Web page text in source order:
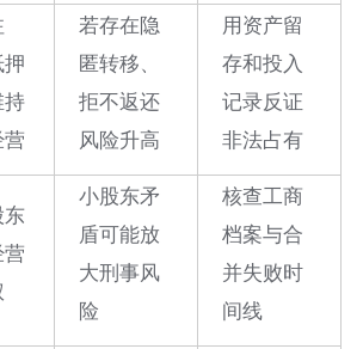
持
若存在隐
匿转移、
拒不返还
风险升高
用资产留
存和投入
记录反证
非法占有
小股东矛
盾可能放
大刑事风
险
核查工商
档案与合
并失败时
间线